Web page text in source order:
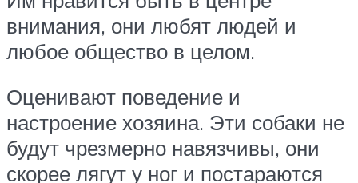
внимания, они любят людей и
любое общество в целом.
Оценивают поведение и
настроение хозяина. Эти собаки не
будут чрезмерно навязчивы, они
скорее лягут у ног и постараются